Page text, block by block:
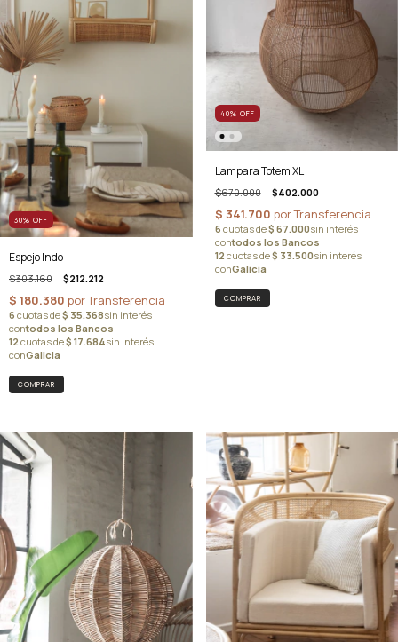
30% OFF
Espejo Indo
$303.160 $212.212
40% OFF
Lampara Totem XL
$670.000 $402.000